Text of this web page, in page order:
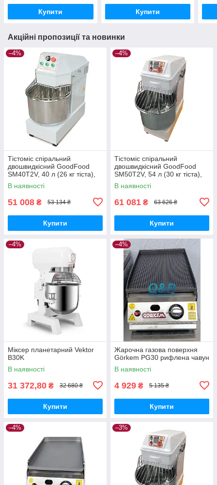
Купити Купити
Акційні пропозиції та новинки
–4%
Тістоміс спіральний
двошвидкісний GoodFood
SM40T2V, 40 л (26 кг тіста),
220В, нержавіюча сталь
В наявності
51 008 ₴ 53 134 ₴
Купити
–4%
Тістоміс спіральний
двошвидкісний GoodFood
SM50T2V, 54 л (30 кг тіста),
220В, нержавіюча сталь
В наявності
61 081 ₴ 63 626 ₴
Купити
–4%
Міксер планетарний Vektor
B30K
В наявності
31 372,80 ₴ 32 680 ₴
Купити
–4%
Жарочна газова поверхня
Görkem PG30 рифлена чавун
В наявності
4 929 ₴ 5 135 ₴
Купити
–4% –3%